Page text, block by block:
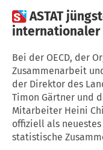
ASTAT
Bei der OECD, der
Zusammenarbeit
der Direktor des
Timon Gärtner und
Mitarbeiter Heini
offiziell als
statistische